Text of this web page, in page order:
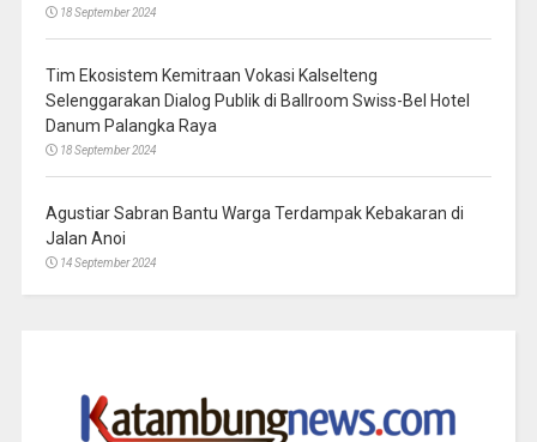
18 September 2024
Tim Ekosistem Kemitraan Vokasi Kalselteng
Selenggarakan Dialog Publik di Ballroom Swiss-Bel Hotel
Danum Palangka Raya
18 September 2024
Agustiar Sabran Bantu Warga Terdampak Kebakaran di
Jalan Anoi
14 September 2024